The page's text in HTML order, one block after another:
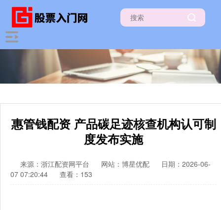
惠管钱配资 产品碳足迹核查机构认可制
度发布实施
来源：浙江配资网平台 网站：博星优配
日期：2026-06-
07 07:20:44
查看：153